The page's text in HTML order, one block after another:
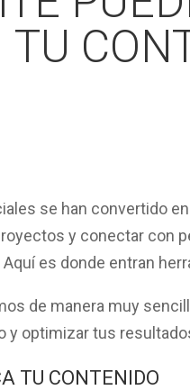
TU
se han convertido
y conectar con
es donde entran
de manera muy
y optimizar tus
TU CONTENIDO